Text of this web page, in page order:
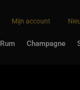
Mijn account
Rum Champagne